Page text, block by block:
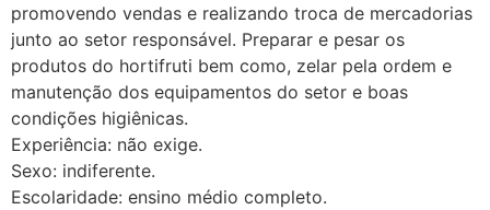
promovendo vendas e realizando troca de mercadorias
junto ao setor responsável. Preparar e pesar os
produtos do hortifruti bem como, zelar pela ordem e
manutenção dos equipamentos do setor e boas
condições higiênicas.
Experiência: não exige.
Sexo: indiferente.
Escolaridade: ensino médio completo.